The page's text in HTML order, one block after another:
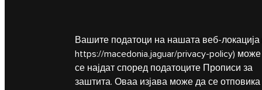
Вашите податоци на нашата веб-локација
https://macedonia.jaguar/privacy-policy)
се најдат според податоците Прописи за
заштита. Оваа изјава може да се